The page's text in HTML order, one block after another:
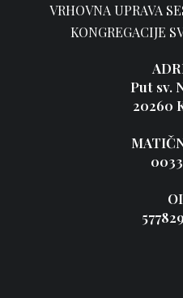
VRHOVNA UPRAVA
KONGREGACIJE
Put sv.
20260